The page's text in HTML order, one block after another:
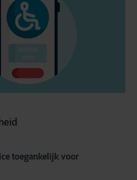
toegankelijk voor